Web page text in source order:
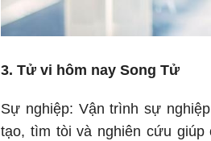
3. Tử vi hôm nay Song Tử
Sự nghiệp: Vận trình sự
tạo, tìm tòi và nghiên cứu giúp